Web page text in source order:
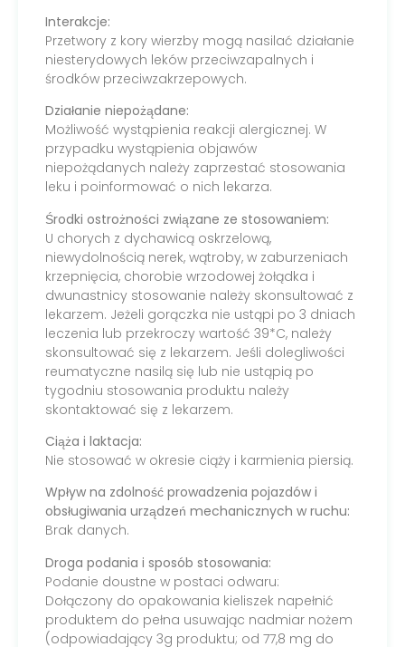
Interakcje:
Przetwory z kory wierzby mogą nasilać działanie
niesterydowych leków przeciwzapalnych i
środków przeciwzakrzepowych.
Działanie niepożądane:
Możliwość wystąpienia reakcji alergicznej. W
przypadku wystąpienia objawów
niepożądanych należy zaprzestać stosowania
leku i poinformować o nich lekarza.
Środki ostrożności związane ze stosowaniem:
U chorych z dychawicą oskrzelową,
niewydolnością nerek, wątroby, w zaburzeniach
krzepnięcia, chorobie wrzodowej żołądka i
dwunastnicy stosowanie należy skonsultować z
lekarzem. Jeżeli gorączka nie ustąpi po 3 dniach
leczenia lub przekroczy wartość 39*C, należy
skonsultować się z lekarzem. Jeśli dolegliwości
reumatyczne nasilą się lub nie ustąpią po
tygodniu stosowania produktu należy
skontaktować się z lekarzem.
Ciąża i laktacja:
Nie stosować w okresie ciąży i karmienia piersią.
Wpływ na zdolność prowadzenia pojazdów i
obsługiwania urządzeń mechanicznych w ruchu:
Brak danych.
Droga podania i sposób stosowania:
Podanie doustne w postaci odwaru:
Dołączony do opakowania kieliszek napełnić
produktem do pełna usuwając nadmiar nożem
(odpowiadający 3g produktu; od 77,8 mg do